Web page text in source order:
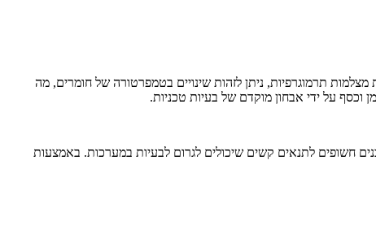
תרמוגרפיות, ניתן לזהות שינויים בטמפרטורה של חומרים, מה
וכסף על ידי אבחון מוקדם של בעיות טכניות.
חשופים לתנאים קשים שיכולים לגרום לבעיות במערכות. באמצעות